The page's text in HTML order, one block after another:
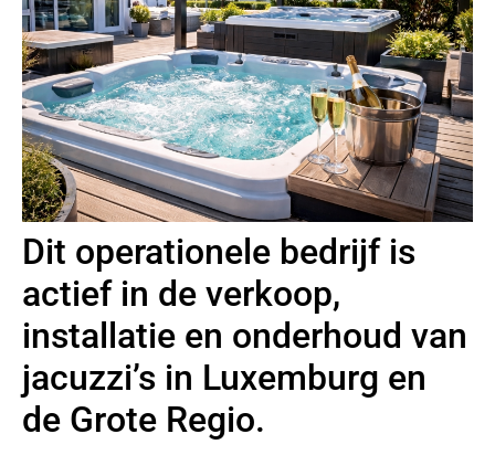
Dit operationele bedrijf is
actief in de verkoop,
installatie en onderhoud van
jacuzzi’s in Luxemburg en
de Grote Regio.